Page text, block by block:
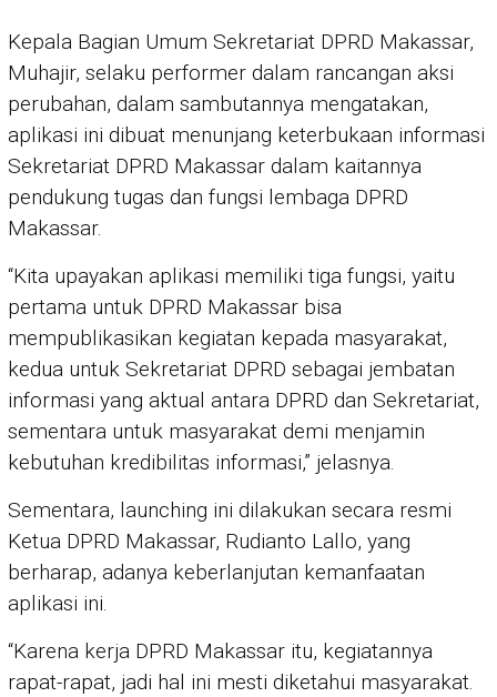
Kepala Bagian Umum Sekretariat DPRD Makassar,
Muhajir, selaku performer dalam rancangan aksi
perubahan, dalam sambutannya mengatakan,
aplikasi ini dibuat menunjang keterbukaan informasi
Sekretariat DPRD Makassar dalam kaitannya
pendukung tugas dan fungsi lembaga DPRD
Makassar.
“Kita upayakan aplikasi memiliki tiga fungsi, yaitu
pertama untuk DPRD Makassar bisa
mempublikasikan kegiatan kepada masyarakat,
kedua untuk Sekretariat DPRD sebagai jembatan
informasi yang aktual antara DPRD dan Sekretariat,
sementara untuk masyarakat demi menjamin
kebutuhan kredibilitas informasi,” jelasnya.
Sementara, launching ini dilakukan secara resmi
Ketua DPRD Makassar, Rudianto Lallo, yang
berharap, adanya keberlanjutan kemanfaatan
aplikasi ini.
“Karena kerja DPRD Makassar itu, kegiatannya
rapat-rapat, jadi hal ini mesti diketahui masyarakat.